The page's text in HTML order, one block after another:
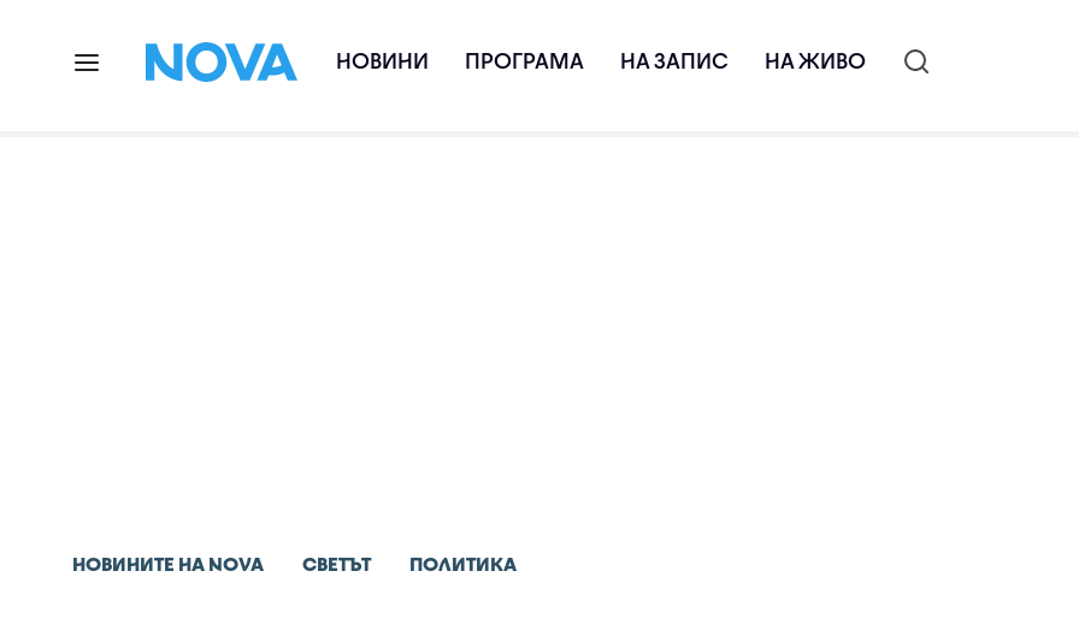
НОВИНИ ПРОГРАМА НА ЗАПИС НА ЖИВО
НОВИНИТЕ НА NOVA СВЕТЪТ ПОЛИТИКА